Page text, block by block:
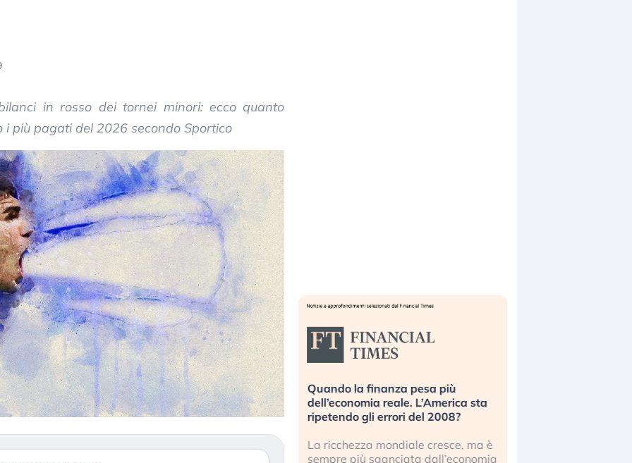
in rosso dei tornei minori: ecco quanto
più pagati del 2026 secondo Sportico
alla
il
«La mia vita è rovinata». Investitori
in preda al panico dopo lo scoppio
della bolla AI
Kospi, mentre gli investitori retail (…)
Quando la finanza pesa più
dell’economia reale. L’America sta
ripetendo gli errori del 2008?
La ricchezza mondiale cresce, ma è
sempre più sganciata dall’economia